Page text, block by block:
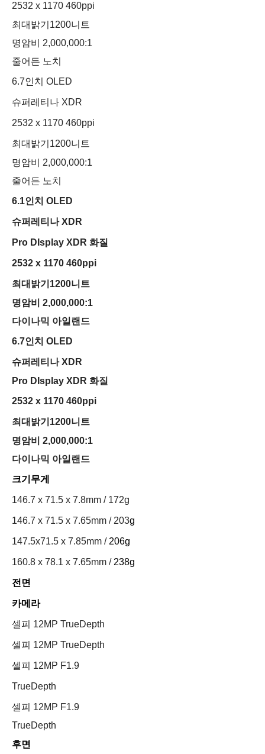
2532 x 1170 460ppi
최대밝기1200니트
명암비 2,000,000:1
줄어든 노치
6.7인치 OLED
슈퍼레티나 XDR
2532 x 1170 460ppi
최대밝기1200니트
명암비 2,000,000:1
줄어든 노치
6.1인치 OLED
슈퍼레티나 XDR
Pro DIsplay XDR 화질
2532 x 1170 460ppi
최대밝기1200니트
명암비 2,000,000:1
다이나믹 아일랜드
6.7인치 OLED
슈퍼레티나 XDR
Pro DIsplay XDR 화질
2532 x 1170 460ppi
최대밝기1200니트
명암비 2,000,000:1
다이나믹 아일랜드
크기무게
146.7 x 71.5 x 7.8mm / 172g
146.7 x 71.5 x 7.65mm / 203g
147.5x71.5 x 7.85mm / 206g
160.8 x 78.1 x 7.65mm / 238g
전면
카메라
셀피 12MP TrueDepth
셀피 12MP TrueDepth
셀피 12MP F1.9
TrueDepth
셀피 12MP F1.9
TrueDepth
후면